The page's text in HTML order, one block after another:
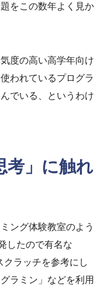
をこの数年よく見か
度の高い高学年向け
われているプログラ
でいる、というわけ
考」に触れ
ング体験教室のよう
したので有名な
クラッチを参考にし
ラミン」などを利用